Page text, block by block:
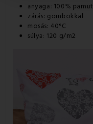
anyaga: 100% pamut
zárás: gombokkal
mosás: 40°C
súlya: 120 g/m2